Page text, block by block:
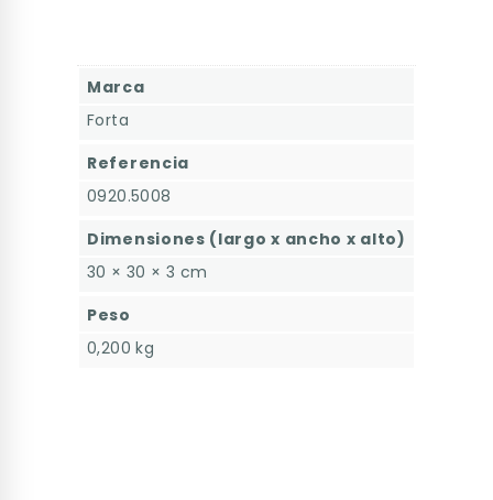
Marca
Forta
Referencia
0920.5008
Dimensiones (largo x ancho x alto)
30 × 30 × 3 cm
Peso
0,200 kg